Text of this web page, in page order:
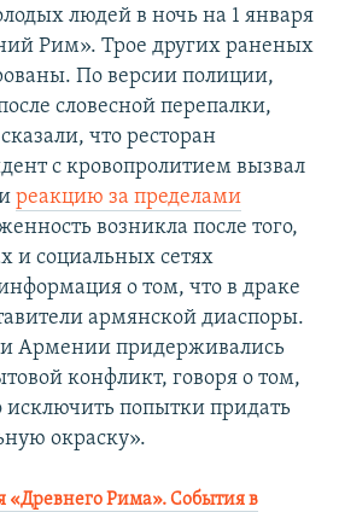
людей в ночь на 1 января
Рим». Трое других раненых
По версии полиции,
словесной перепалки,
что ресторан
с кровопролитием вызвал
реакцию за пределами
возникла после того,
и социальных сетях
о том, что в драке
армянской диаспоры.
и Армении придерживались
конфликт, говоря о том,
исключить попытки придать
окраску».
«Древнего Рима». События в